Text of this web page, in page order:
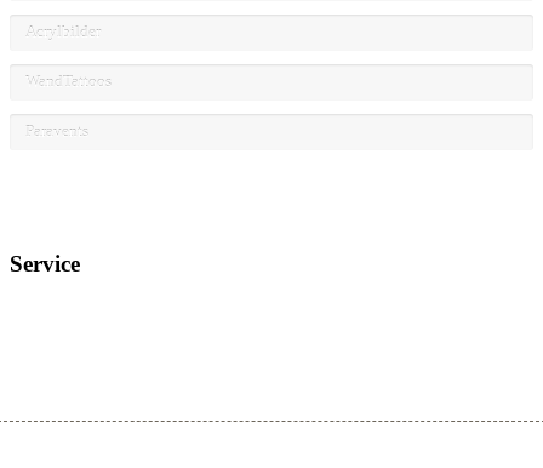
Acrylbilder
WandTattoos
Paravents
Service